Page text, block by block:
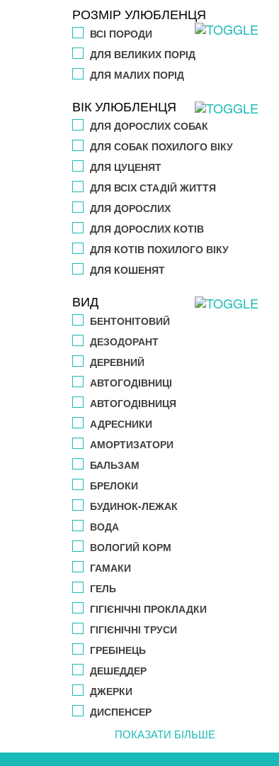
РОЗМІР УЛЮБЛЕНЦЯ
ВСІ ПОРОДИ
ДЛЯ ВЕЛИКИХ ПОРІД
ДЛЯ МАЛИХ ПОРІД
ВІК УЛЮБЛЕНЦЯ
ДЛЯ ДОРОСЛИХ СОБАК
ДЛЯ СОБАК ПОХИЛОГО ВІКУ
ДЛЯ ЦУЦЕНЯТ
ДЛЯ ВСІХ СТАДІЙ ЖИТТЯ
ДЛЯ ДОРОСЛИХ
ДЛЯ ДОРОСЛИХ КОТІВ
ДЛЯ КОТІВ ПОХИЛОГО ВІКУ
ДЛЯ КОШЕНЯТ
ВИД
БЕНТОНІТОВИЙ
ДЕЗОДОРАНТ
ДЕРЕВНИЙ
АВТОГОДІВНИЦІ
АВТОГОДІВНИЦЯ
АДРЕСНИКИ
АМОРТИЗАТОРИ
БАЛЬЗАМ
БРЕЛОКИ
БУДИНОК-ЛЕЖАК
ВОДА
ВОЛОГИЙ КОРМ
ГАМАКИ
ГЕЛЬ
ГІГІЄНІЧНІ ПРОКЛАДКИ
ГІГІЄНІЧНІ ТРУСИ
ГРЕБІНЕЦЬ
ДЕШЕДДЕР
ДЖЕРКИ
ДИСПЕНСЕР
ПОКАЗАТИ БІЛЬШЕ